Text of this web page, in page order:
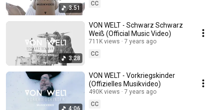
3:51
CC
3:28
VON WELT - Schwarz Schwarz
Weiß (Official Music Video)
711K views
7 years ago
CC
4:06
VON WELT - Vorkriegskinder
(Offizielles Musikvideo)
490K views
7 years ago
CC